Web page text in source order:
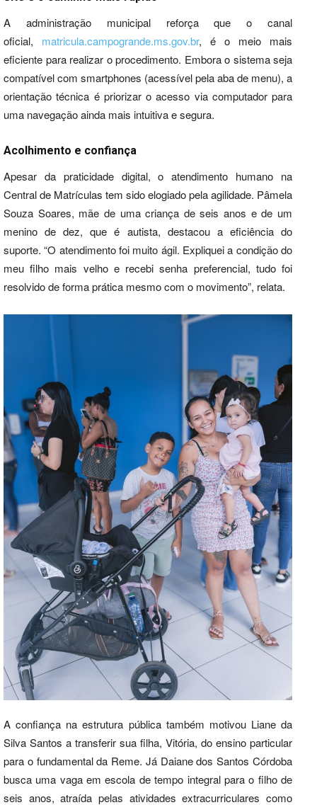
A administração municipal reforça que o canal
oficial, matricula.campogrande.ms.gov.br, é o meio mais
eficiente para realizar o procedimento. Embora o sistema seja
compatível com smartphones (acessível pela aba de menu), a
orientação técnica é priorizar o acesso via computador para
uma navegação ainda mais intuitiva e segura.
Acolhimento e confiança
Apesar da praticidade digital, o atendimento humano na
Central de Matrículas tem sido elogiado pela agilidade. Pâmela
Souza Soares, mãe de uma criança de seis anos e de um
menino de dez, que é autista, destacou a eficiência do
suporte. “O atendimento foi muito ágil. Expliquei a condição do
meu filho mais velho e recebi senha preferencial, tudo foi
resolvido de forma prática mesmo com o movimento”, relata.
A confiança na estrutura pública também motivou Liane da
Silva Santos a transferir sua filha, Vitória, do ensino particular
para o fundamental da Reme. Já Daiane dos Santos Córdoba
busca uma vaga em escola de tempo integral para o filho de
seis anos, atraída pelas atividades extracurriculares como